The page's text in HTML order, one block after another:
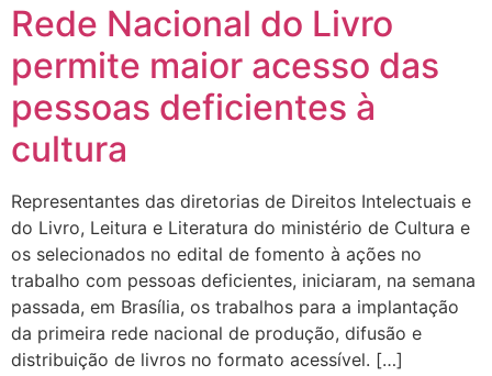
Rede Nacional do Livro
permite maior acesso das
pessoas deficientes à
cultura
Representantes das diretorias de Direitos Intelectuais e
do Livro, Leitura e Literatura do ministério de Cultura e
os selecionados no edital de fomento à ações no
trabalho com pessoas deficientes, iniciaram, na semana
passada, em Brasília, os trabalhos para a implantação
da primeira rede nacional de produção, difusão e
distribuição de livros no formato acessível. […]